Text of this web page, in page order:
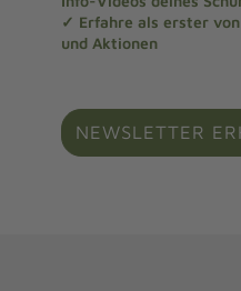
✓ Erfahre als erster
und Aktionen
NEWSLETTER